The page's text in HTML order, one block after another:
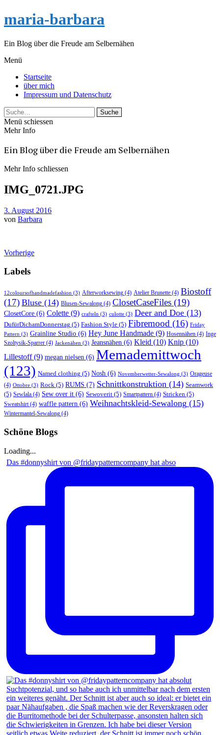
maria-barbara
Ein Blog über die Freude am Selbernähen
Menü
Startseite
über mich
Impressum und Datenschutz
Suche
Menü schiessen
Mehr Info
Ein Blog über die Freude am Selbernähen
Mehr Info schliessen
IMG_0721.JPG
3. August 2016
von Barbara
Vorherige
Labels
12coloursofhandmadefashion (3) Afterworksewing (4) Atelier Brunette (4) Biostoff
(17) Bluse (14) Blusen-Sewalong (4) ClosetCaseFiles (19)
ClosetCore (6) Colette (9) crafteln (3) culotte (3) Deer and Doe (13)
DufürDichamDonnerstag (5) Fashion Style (5) Fibremood (16) Friday
Pattern (3) Grainline Studio (6) Hey June Handmade (9) Hosennähen (4) Inge
Szoltysik-Sparrer (4) Jackenähen (3) Jeansnähen (6) Kleid (10) Knip (10)
Lillestoff(9) megan nielsen (6) Memademittwoch
(123) Named clothing (5) Nosh (6) Novemberwetter-Sewalong (3) Orageuse
(4) Ottobre (3) Rock (5) RUMS (7) Schnittkonstruktion (14) Seamwork
(5) Sewlala (4) Sew over it (6) Sewoverit (5) Smartpattern (4) Stricken (5)
Sweatshirt(4) waffle pattern (6) Weihnachtskleid-Sewalong (15)
Wintermantel-Sewalong (4)
Schöne Blogs
Loading...
Das #donnyshirt von @fridaypatterncompany hat abso